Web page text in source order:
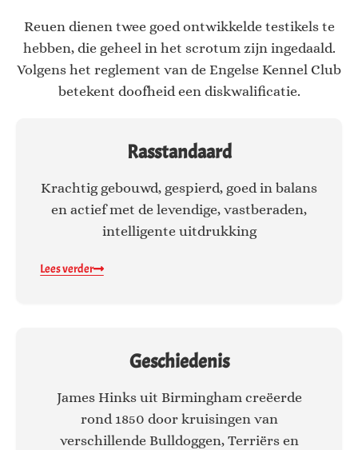
Reuen dienen twee goed ontwikkelde testikels te
hebben, die geheel in het scrotum zijn ingedaald.
Volgens het reglement van de Engelse Kennel Club
betekent doofheid een diskwalificatie.
Rasstandaard
Krachtig gebouwd, gespierd, goed in balans
en actief met de levendige, vastberaden,
intelligente uitdrukking
Lees verder
Geschiedenis
James Hinks uit Birmingham creëerde
rond 1850 door kruisingen van
verschillende Bulldoggen, Terriërs en